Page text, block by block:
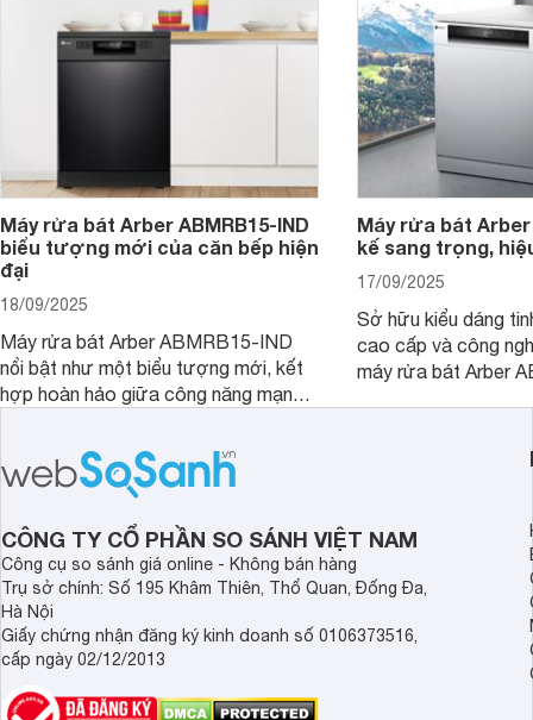
người.
Máy rửa bát Arber ABMRB15-IND
biểu tượng mới của căn bếp hiện
đại
18/09/2025
Máy rửa bát Arber ABMRB15-IND
nổi bật như một biểu tượng mới, kết
hợp hoàn hảo giữa công năng mạnh
thủ đắc lực giúp giải phóng đôi tay,
mang lại sự thoải mái và sang trọng
trong từng khoảnh khắc quây quần.
Máy rửa bát
kế sang trọng,
17/09/2025
Sở hữu kiểu dáng
cao cấp và công
máy rửa bát Arber
luôn sạch bóng,
CÔNG TY CỔ PHẦN SO SÁNH VIỆT NAM
Công cụ so sánh giá online - Không bán hàng
Trụ sở chính: Số 195 Khâm Thiên, Thổ Quan, Đống Đa,
Hà Nội
Giấy chứng nhận đăng ký kinh doanh số 0106373516,
cấp ngày 02/12/2013